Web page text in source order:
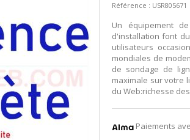
Référence : USR805671
Un équipement
d'installation font
utilisateurs
mondiales de
de sondage de
maximale sur votre
du Web:richesse
Paiements